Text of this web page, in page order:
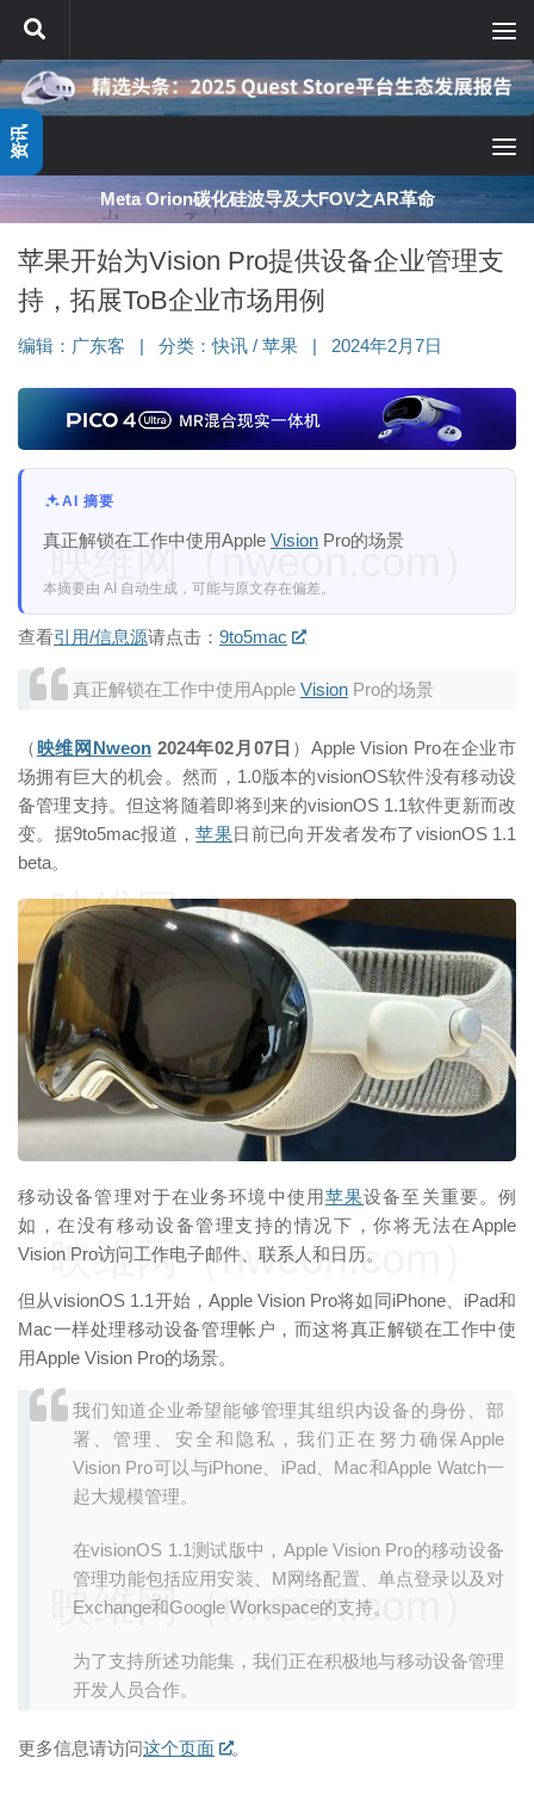
跳至内容
Meta Orion碳化硅波导及大FOV之AR革命
苹果开始为Vision Pro提供设备企业管理支
持，拓展ToB企业市场用例
编辑： 广东客 分类：快讯 / 苹果 2024年2月7日
AI 摘要
真正解锁在工作中使用Apple Vision Pro的场景
本摘要由 AI 自动生成，可能与原文存在偏差。
查看引用/信息源请点击： 9to5mac
真正解锁在工作中使用Apple Vision Pro的场景
（ 映维网Nweon2024年02月07日 ）Apple Vision Pro在企业市
场拥有巨大的机会。然而，1.0版本的visionOS软件没有移动设
备管理支持。但这将随着即将到来的visionOS 1.1软件更新而改
变。据9to5mac报道，苹果日前已向开发者发布了visionOS 1.1
beta。
移动设备管理对于在业务环境中使用苹果设备至关重要。例
如，在没有移动设备管理支持的情况下，你将无法在Apple
Vision Pro访问工作电子邮件、联系人和日历。
但从visionOS 1.1开始，Apple Vision Pro将如同iPhone、iPad和
Mac一样处理移动设备管理帐户，而这将真正解锁在工作中使
用Apple Vision Pro的场景。
我们知道企业希望能够管理其组织内设备的身份、部
署、管理、安全和隐私，我们正在努力确保Apple
Vision Pro可以与iPhone、iPad、Mac和Apple Watch一
起大规模管理。
在visionOS 1.1测试版中，Apple Vision Pro的移动设备
管理功能包括应用安装、M网络配置、单点登录以及对
Exchange和Google Workspace的支持。
为了支持所述功能集，我们正在积极地与移动设备管理
开发人员合作。
更多信息请访问这个页面 。
映维网（nweon.com）
映维网（nweon.com）
映维网（nweon.com）
映维网（nweon.com）
资讯